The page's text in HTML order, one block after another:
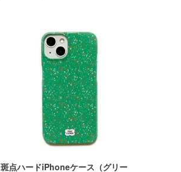
斑点ハードiPhoneケース（グリー